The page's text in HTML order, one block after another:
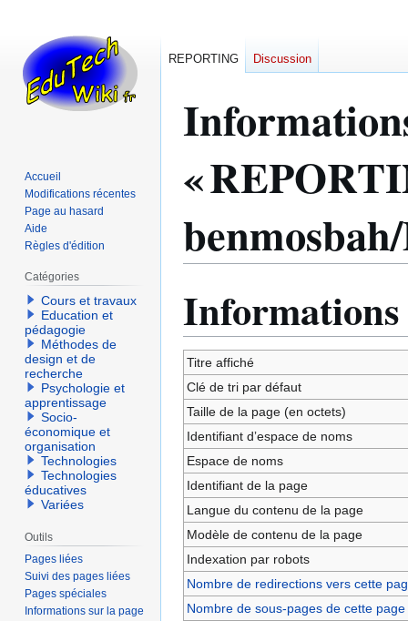
«
navigation
recherche
Informations
Titre affiché
Clé de tri par défaut
Taille de la page (en octets)
Identifiant dʼespace de noms
Espace de noms
Identifiant de la page
Langue du contenu de la page
Modèle de contenu de la page
Indexation par robots
Nombre de redirections vers cette
Nombre de sous-pages de cette page
REPORTING Discussion
Accueil
Modifications récentes
Page au hasard
Aide
Règles d'édition
Catégories
Cours et travaux
Education et
pédagogie
Méthodes de
design et de
recherche
Psychologie et
apprentissage
Socio-
économique et
organisation
Technologies
Technologies
éducatives
Variées
Outils
Pages liées
Suivi des pages liées
Pages spéciales
Informations sur la page